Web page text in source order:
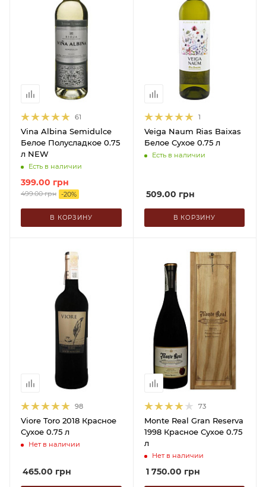
61
Vina Albina Semidulce
Белое Полусладкое 0.75
л NEW
Есть в наличии
399.00 грн
499.00грн -20%
В КОРЗИНУ
1
Veiga Naum Rias Baixas
Белое Сухое 0.75 л
Есть в наличии
509.00 грн
В КОРЗИНУ
98
Viore Toro 2018 Красное
Сухое 0.75 л
Нет в наличии
465.00 грн
73
Monte Real Gran Reserva
1998 Красное Сухое 0.75
л
Нет в наличии
1 750.00 грн